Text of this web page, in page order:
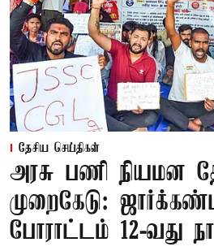
தேசிய செய்திகள்
அரசு பணி நியமன
முறைகேடு:
போராட்டம் 12-வது